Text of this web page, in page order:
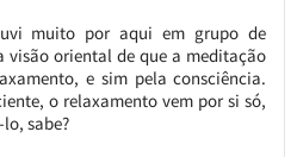
muito por aqui em grupo de
visão oriental de que a meditação
e sim pela consciência.
o relaxamento vem por si só,
sabe?